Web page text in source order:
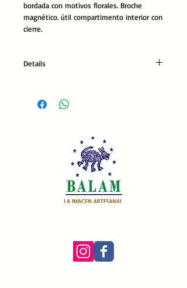
bordada con motivos florales. Broche
magnético. útil compartimento interior con
cierre.
Details